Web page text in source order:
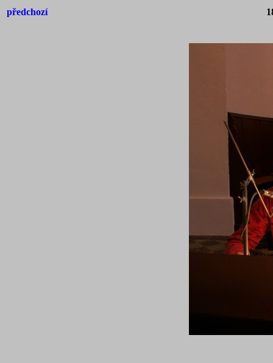
předchozí